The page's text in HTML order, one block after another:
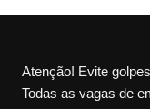
Atenção! Evite
Todas as vagas de